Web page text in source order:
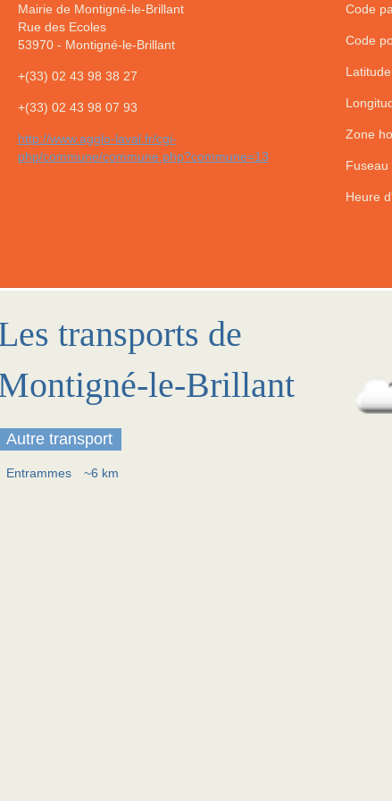
Mairie de Montigné-le-Brillant
Rue des Ecoles
53970- Montigné-le-Brillant
+(33) 02 43 98 38 27
+(33) 02 43 98 07 93
http://www.agglo-laval.fr/cgi-
php/commune/commune.php?commune=13
Code
Code
Zone
Fuseau
Heure
transports de
le-Brillant
Autre transport
Entrammes ~6 km